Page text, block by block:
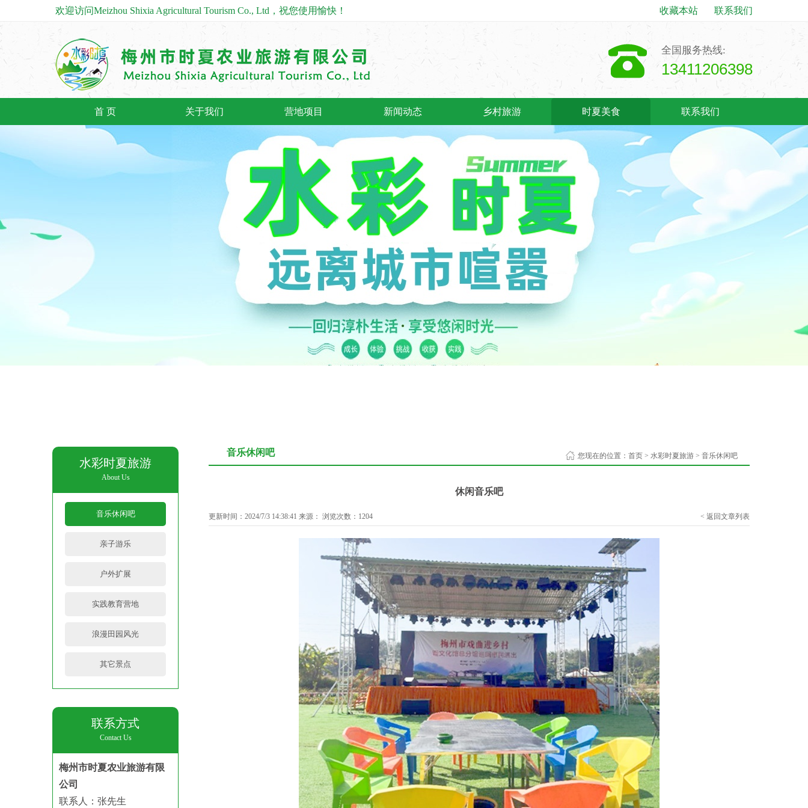
欢迎访问Meizhou Shixia Agricultural Tourism Co., Ltd，祝您使用愉快！ 收藏本站 联系我们
全国服务热线:
13411206398
首 页 关于我们 营地项目 新闻动态 乡村旅游 时夏美食 联系我们
水彩时夏旅游
About Us
音乐休闲吧
亲子游乐
户外扩展
实践教育营地
浪漫田园风光
其它景点
联系方式
Contact Us
梅州市时夏农业旅游有限
公司
联系人： 张先生
音乐休闲吧 您现在的位置： 首页 > 水彩时夏旅游 > 音乐休闲吧
休闲音乐吧
更新时间：2024/7/3 14:38:41 来源： 浏览次数：1204 < 返回文章列表